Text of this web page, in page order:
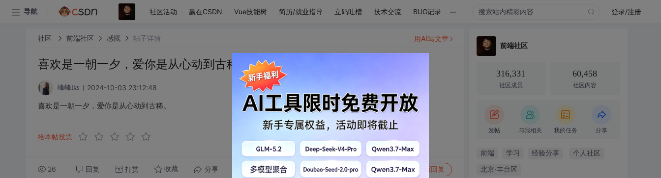
导航 社区活动 赢在CSDN Vue技能树 简历/就业指导 立码吐槽 技术交流 BUG记录 ... 登录/注册
社区 前端社区 感慨 帖子详情
喜欢是一朝一夕，爱你是从心动到古稀。
峰峰lks 2024-10-03 23:12:48
喜欢是一朝一夕，爱你是从心动到古稀。
给本帖投票
26 回复 打赏 收藏 分享 转发到动态 举报 写回复
用AI写文章
前端社区
316,331
社区成员
60,458
社区内容
发帖 与我相关 我的任务 分享
前端 学习 经验分享 个人社区
北京·丰台区